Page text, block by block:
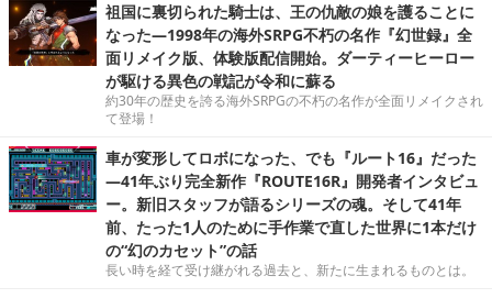
祖国に裏切られた騎士は、王の仇敵の娘を護ることに
なった―1998年の海外SRPG不朽の名作『幻世録』全
面リメイク版、体験版配信開始。ダーティーヒーロー
が駆ける異色の戦記が令和に蘇る
約30年の歴史を誇る海外SRPGの不朽の名作が全面リメイクされ
て登場！
車が変形してロボになった、でも『ルート16』だった
―41年ぶり完全新作『ROUTE16R』開発者インタビュ
ー。新旧スタッフが語るシリーズの魂。そして41年
前、たった1人のために手作業で直した世界に1本だけ
の“幻のカセット”の話
長い時を経て受け継がれる過去と、新たに生まれるものとは。